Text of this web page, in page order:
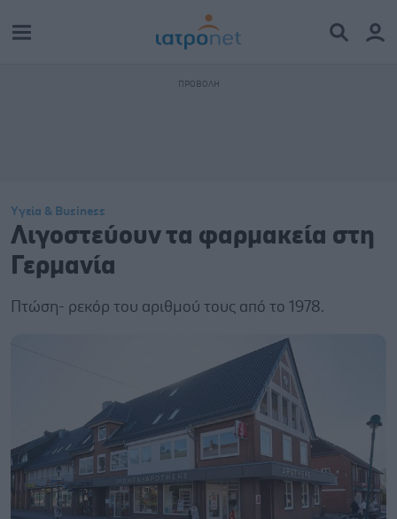
Υγεία & Business
Λιγοστεύουν τα φαρμακεία στη
Γερμανία
Πτώση- ρεκόρ του αριθμού τους από το 1978.